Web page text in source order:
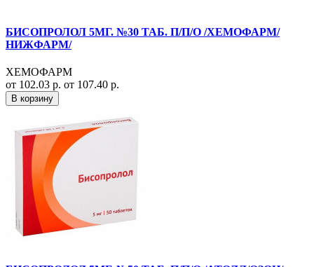
БИСОПРОЛОЛ 5МГ. №30 ТАБ. П/П/О /ХЕМОФАРМ/
НИЖФАРМ/
ХЕМОФАРМ
от 102.03 р. от 107.40 р.
В корзину